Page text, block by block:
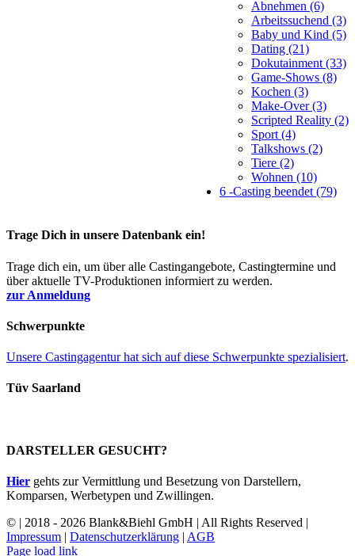
Abnehmen (6)
Arbeitssuchend (3)
Baby und Kind (5)
Dating (21)
Dokutainment (33)
Game-Shows (8)
Kochen (3)
Make-Over (3)
Scripted Reality (2)
Sport (4)
Talkshows (2)
Tiere (2)
Wohnen (10)
6 -Casting beendet (79)
Trage Dich in unsere Datenbank ein!
Trage dich ein, um über alle Castingangebote, Castingtermine und
über aktuelle TV-Produktionen informiert zu werden.
zur Anmeldung
Schwerpunkte
Unsere Castingagentur hat sich auf diese Schwerpunkte spezialisiert.
Tüv Saarland
DARSTELLER GESUCHT?
Hier gehts zur Vermittlung und Besetzung von Darstellern,
Komparsen, Werbetypen und Zwillingen.
© | 2018 - 2026 Blank&Biehl GmbH | All Rights Reserved |
Impressum | Datenschutzerklärung | AGB
Facebook
Page load link